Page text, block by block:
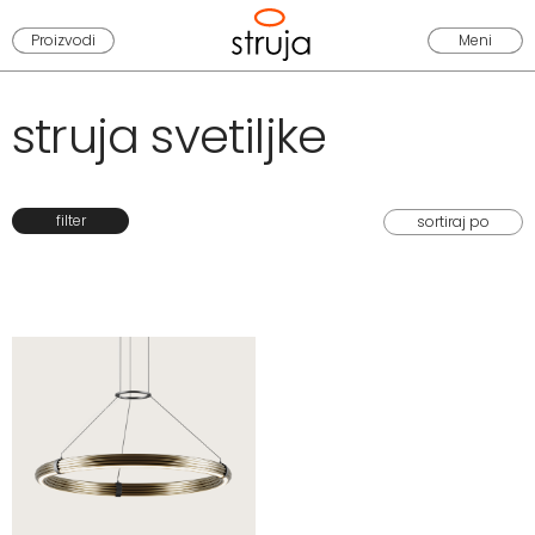
Proizvodi Meni
struja svetiljke
filter